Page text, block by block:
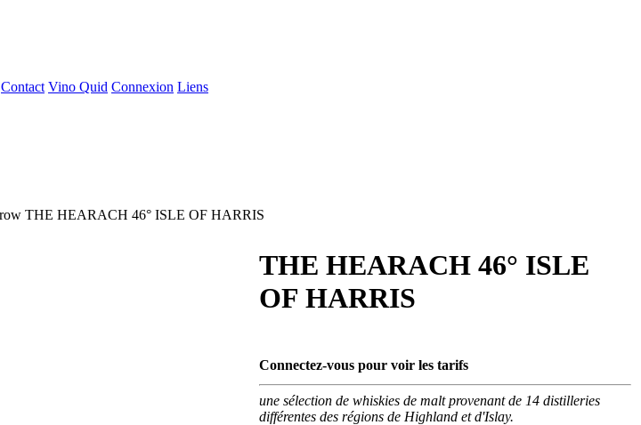
Contact Vino Quid Connexion Liens
THE HEARACH 46° ISLE OF HARRIS
THE HEARACH 46° ISLE
OF HARRIS
Connectez-vous pour voir les tarifs
une sélection de whiskies de malt provenant de 14 distilleries
différentes des régions de Highland et d'Islay.